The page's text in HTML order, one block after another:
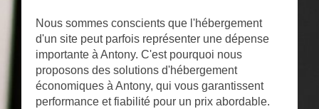
Nous sommes conscients que l'hébergement
d'un site peut parfois représenter une dépense
importante à Antony. C'est pourquoi nous
proposons des solutions d'hébergement
économiques à Antony, qui vous garantissent
performance et fiabilité pour un prix abordable.